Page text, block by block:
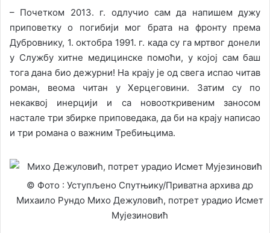
– Почетком 2013. г. одлучио сам да напишем дужу
приповетку о погибији мог брата на фронту према
Дубровнику, 1. октобра 1991. г. када су га мртвог донели
у Службу хитне медицинске помоћи, у којој сам баш
тога дана био дежурни! На крају је од свега испао читав
роман, веома читан у Херцеговини. Затим су по
некаквој инерцији и са новооткривеним заносом
настале три збирке приповедака, да би на крају написао
и три романа о важним Требињцима.
© Фото : Уступљено Спутњику/Приватна архива др
Михаило Рундо Михо Дежуловић, потрет урадио Исмет
Мујезиновић